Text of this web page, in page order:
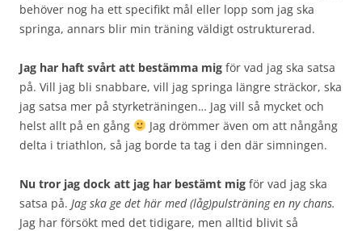
behöver nog ha ett specifikt mål eller lopp som jag ska
springa, annars blir min träning väldigt ostrukturerad.
Jag har haft svårt att bestämma mig för vad jag ska satsa
på. Vill jag bli snabbare, vill jag springa längre sträckor, ska
jag satsa mer på styrketräningen… Jag vill så mycket och
helst allt på en gång
Jag drömmer även om att nångång
delta i triathlon, så jag borde ta tag i den där simningen.
Nu tror jag dock att jag har bestämt mig för vad jag ska
satsa på. Jag ska ge det här med (låg)pulsträning en ny chans.
Jag har försökt med det tidigare, men alltid blivit så